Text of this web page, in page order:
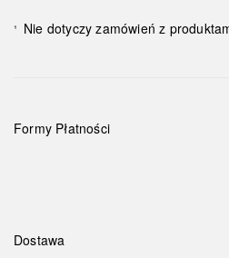
¹ Nie dotyczy zamówień z
Formy Płatności
Dostawa